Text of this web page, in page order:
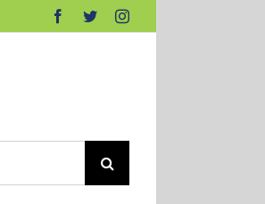
Facebook
TwitterInstagram